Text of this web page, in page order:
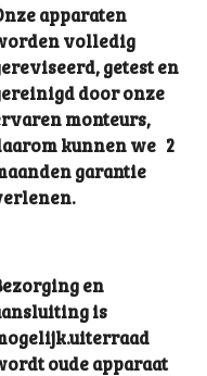
apparaten
volledig
getest en
door onze
monteurs,
kunnen we 2
garantie
en
is
oude apparaat